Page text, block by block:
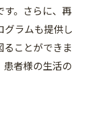
す。さらに、再
ラムも提供し
ことができま
者様の生活の